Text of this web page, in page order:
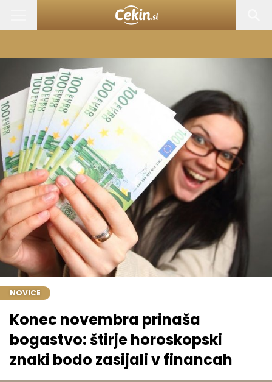
NOVICE
Konec novembra prinaša
bogastvo: štirje horoskopski
znaki bodo zasijali v financah